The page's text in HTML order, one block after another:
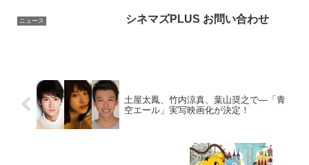
馬・高崎で先行公開、8月25日（土）より
全国順次...
ニュース シネマズPLUS お問い合わせ
土屋太鳳、竹内涼真、葉山奨之で―「青
空エール」実写映画化が決定！